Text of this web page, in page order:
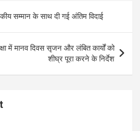
सम्मान के साथ दी गई अंतिम विदाई
में मानव दिवस सृजन और लंबित कार्यों को
शीघ्र पूरा करने के निर्देश